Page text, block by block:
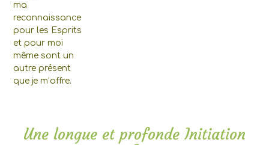
ma
reconnaissance
pour les Esprits
et pour moi
même sont un
autre présent
que je m’offre.
Une longue et profonde Initiation